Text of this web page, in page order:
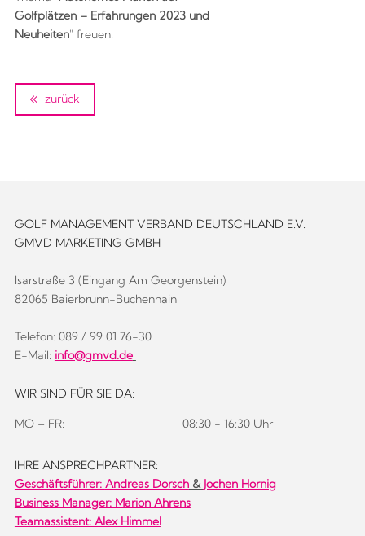
Golfplätzen – Erfahrungen 2023 und
Neuheiten" freuen.
zurück
GOLF MANAGEMENT VERBAND DEUTSCHLAND E.V.
GMVD MARKETING GMBH
Isarstraße 3 (Eingang Am Georgenstein)
82065 Baierbrunn-Buchenhain
Telefon: 089 / 99 01 76-30
E-Mail: info@gmvd.de
WIR SIND FÜR SIE DA:
MO – FR: 08:30 - 16:30 Uhr
IHRE ANSPRECHPARTNER:
Geschäftsführer: Andreas Dorsch& Jochen Hornig
Business Manager: Marion Ahrens
Teamassistent: Alex Himmel